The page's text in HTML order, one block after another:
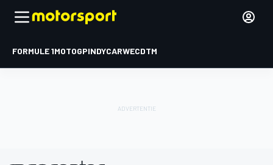
FORMULE 1MOTOGPINDYCARWECDTM